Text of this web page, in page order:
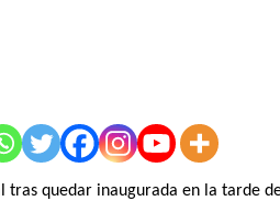
quedar inaugurada en la